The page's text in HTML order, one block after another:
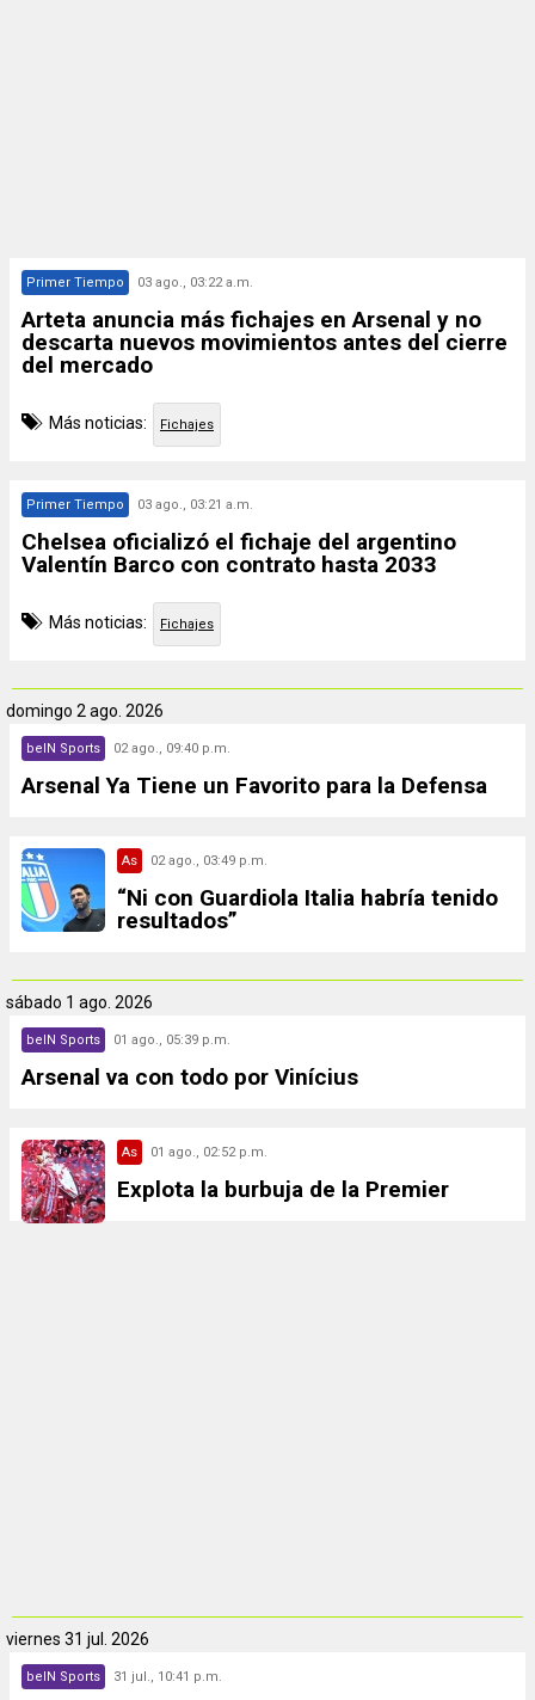
Primer Tiempo 03 ago., 03:22 a.m.
Arteta anuncia más fichajes en Arsenal y no
descarta nuevos movimientos antes del cierre
del mercado
Más noticias: Fichajes
Primer Tiempo 03 ago., 03:21 a.m.
Chelsea oficializó el fichaje del argentino
Valentín Barco con contrato hasta 2033
Más noticias: Fichajes
domingo 2 ago. 2026
beIN Sports 02 ago., 09:40 p.m.
Arsenal Ya Tiene un Favorito para la Defensa
As 02 ago., 03:49 p.m.
“Ni con Guardiola Italia habría tenido
resultados”
sábado 1 ago. 2026
beIN Sports 01 ago., 05:39 p.m.
Arsenal va con todo por Vinícius
As 01 ago., 02:52 p.m.
Explota la burbuja de la Premier
viernes 31 jul. 2026
beIN Sports 31 jul., 10:41 p.m.